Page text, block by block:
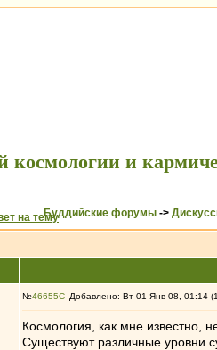
космологии и
Буддийские форумы ->
№46655 Добавлено: Вт 01 Янв 08, 01:14
Космология, как мне известно,
Существуют различные уровни